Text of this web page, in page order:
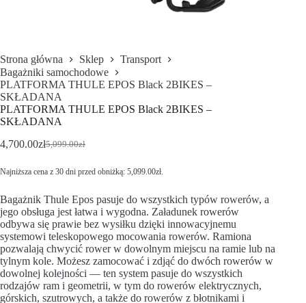
Strona główna Sklep
Transport
Bagażniki samochodowe
PLATFORMA THULE EPOS Black 2BIKES –
SKŁADANA
PLATFORMA THULE EPOS Black 2BIKES –
SKŁADANA
5,099.00zł
4,700.00zł
Najniższa cena z 30 dni przed obniżką: 5,099.00zł.
Bagażnik Thule Epos pasuje do wszystkich typów rowerów, a
jego obsługa jest łatwa i wygodna. Załadunek rowerów
odbywa się prawie bez wysiłku dzięki innowacyjnemu
systemowi teleskopowego mocowania rowerów. Ramiona
pozwalają chwycić rower w dowolnym miejscu na ramie lub na
tylnym kole. Możesz zamocować i zdjąć do dwóch rowerów w
dowolnej kolejności — ten system pasuje do wszystkich
rodzajów ram i geometrii, w tym do rowerów elektrycznych,
górskich, szutrowych, a także do rowerów z błotnikami i